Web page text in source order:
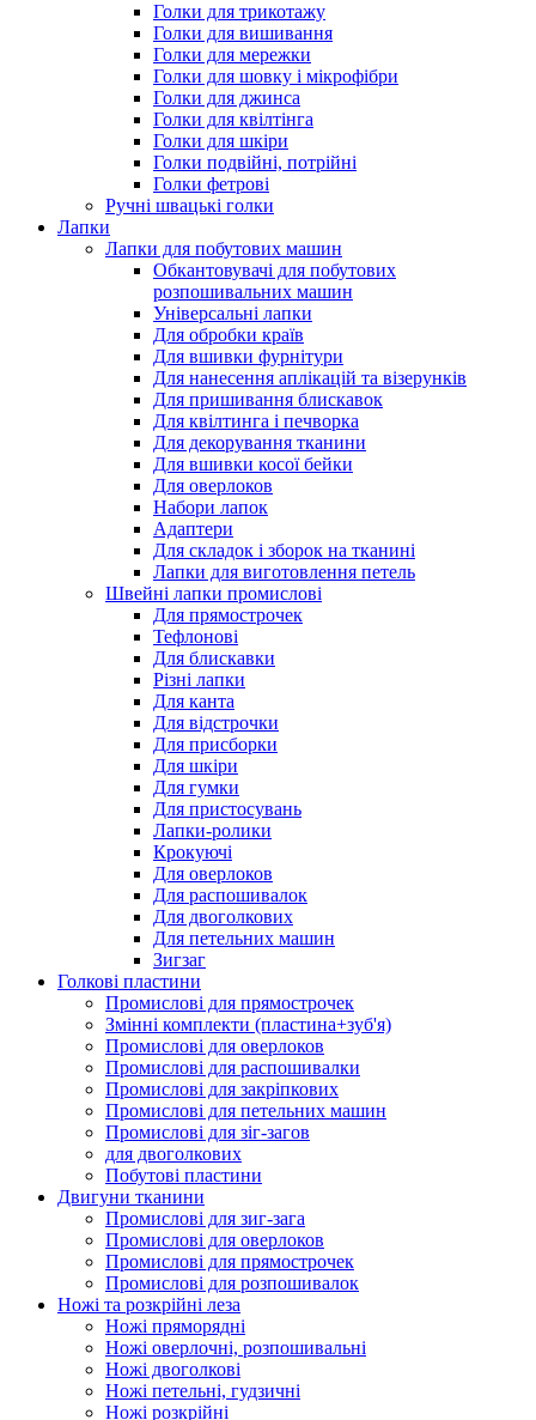
Голки для трикотажу
Голки для вишивання
Голки для мережки
Голки для шовку і мікрофібри
Голки для джинса
Голки для квілтінга
Голки для шкіри
Голки подвійні, потрійні
Голки фетрові
Ручні швацькі голки
Лапки
Лапки для побутових машин
Обкантовувачі для побутових
розпошивальних машин
Універсальні лапки
Для обробки країв
Для вшивки фурнітури
Для нанесення аплікацій та візерунків
Для пришивання блискавок
Для квілтинга і печворка
Для декорування тканини
Для вшивки косої бейки
Для оверлоков
Набори лапок
Адаптери
Для складок і зборок на тканині
Лапки для виготовлення петель
Швейні лапки промислові
Для прямострочек
Тефлонові
Для блискавки
Різні лапки
Для канта
Для відстрочки
Для присборки
Для шкіри
Для гумки
Для пристосувань
Лапки-ролики
Крокуючі
Для оверлоков
Для распошивалок
Для двоголкових
Для петельних машин
Зигзаг
Голкові пластини
Промислові для прямострочек
Змінні комплекти (пластина+зуб'я)
Промислові для оверлоков
Промислові для распошивалки
Промислові для закріпкових
Промислові для петельних машин
Промислові для зіг-загов
для двоголкових
Побутові пластини
Двигуни тканини
Промислові для зиг-зага
Промислові для оверлоков
Промислові для прямострочек
Промислові для розпошивалок
Ножі та розкрійні леза
Ножі пряморядні
Ножі оверлочні, розпошивальні
Ножі двоголкові
Ножі петельні, гудзичні
Ножі розкрійні